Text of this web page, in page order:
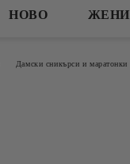
НОВО ЖЕНИ
Дамски сникърси и маратонки